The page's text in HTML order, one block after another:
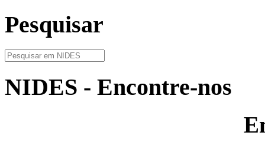
Pesquisar
NIDES - Encontre-nos